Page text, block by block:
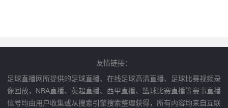
友情链接：
足球直播网所提供的足球直播、在线足球高清直播、足球比赛视频录
像回放，NBA直播、英超直播、西甲直播、篮球比赛直播等赛事直播
信号均由用户收集或从搜索引擎搜索整理获得，所有内容均来自互联